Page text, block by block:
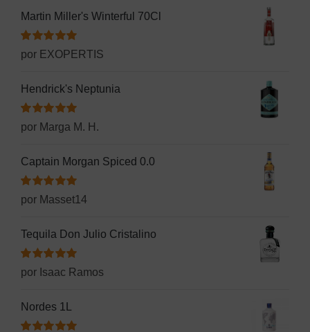
Martin Miller's Winterful 70Cl
Valorado
con
por EXOPERTIS
Hendrick's Neptunia
Valorado
con
por Marga M. H.
Captain Morgan Spiced 0.0
Valorado
con
por Masset14
Tequila Don Julio Cristalino
Valorado
con
por Isaac Ramos
Nordes 1L